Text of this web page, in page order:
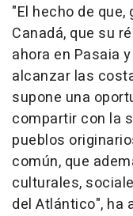
"El hecho de
Canadá, que su
ahora en Pasaia
alcanzar las
supone una
compartir con la
pueblos
común, que
culturales,
del Atlántico", ha